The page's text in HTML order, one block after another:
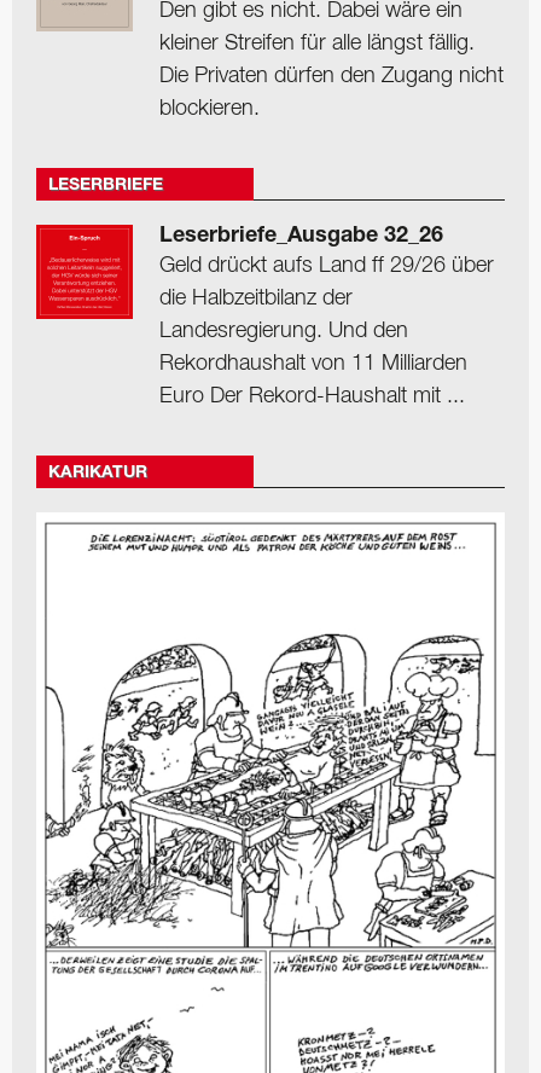
Den gibt es nicht. Dabei wäre ein
kleiner Streifen für alle längst fällig.
Die Privaten dürfen den Zugang nicht
blockieren.
LESERBRIEFE
Leserbriefe_Ausgabe 32_26
Geld drückt aufs Land ff 29/26 über
die Halbzeitbilanz der
Landesregierung. Und den
Rekordhaushalt von 11 Milliarden
Euro Der Rekord-Haushalt mit ...
KARIKATUR